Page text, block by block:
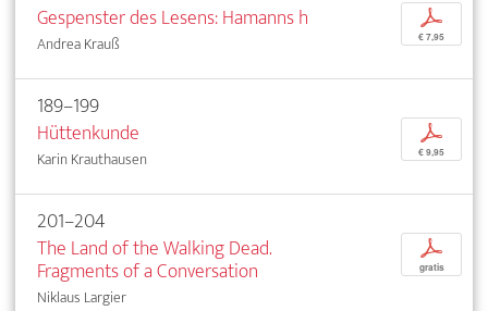
Gespenster des Lesens: Hamanns h
Andrea Krauß
p
€ 7,95
189–199
Hüttenkunde
Karin Krauthausen
p
€ 9,95
201–204
The Land of the Walking Dead.
Fragments of a Conversation
Niklaus Largier
p
gratis